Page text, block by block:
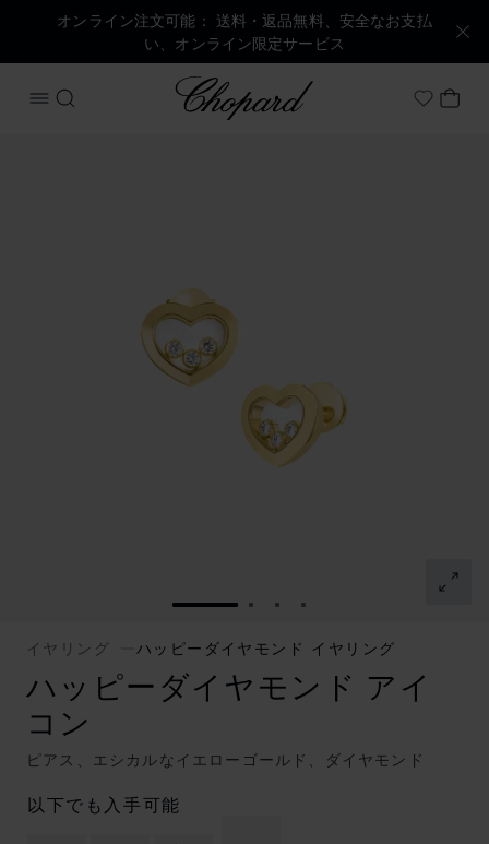
オンライン注文可能： 送料・返品無料、安全なお支払
い、オンライン限定サービス
メニューを開く
検索する
Chopard
Myマ
スライドに移動 1
スライドに移動 2
スライドに移動 3
スライドに移動 4
イヤリング ハッピーダイヤモンド イヤリング
ハッピーダイヤモンド アイ
コン
ピアス、エシカルなイエローゴールド、ダイヤモンド
以下でも入手可能